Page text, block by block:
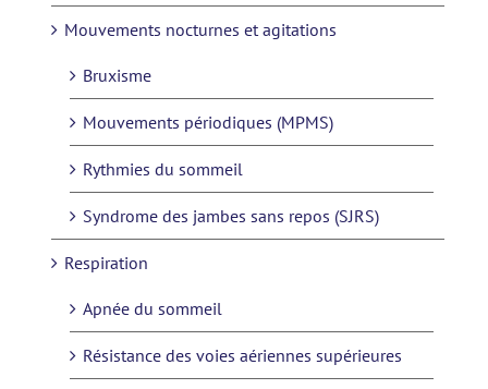
Mouvements nocturnes et agitations
Bruxisme
Mouvements périodiques (MPMS)
Rythmies du sommeil
Syndrome des jambes sans repos (SJRS)
Respiration
Apnée du sommeil
Résistance des voies aériennes supérieures